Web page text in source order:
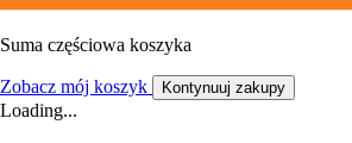
Suma częściowa koszyka
Zobacz mój koszyk Kontynuuj zakupy
Loading...